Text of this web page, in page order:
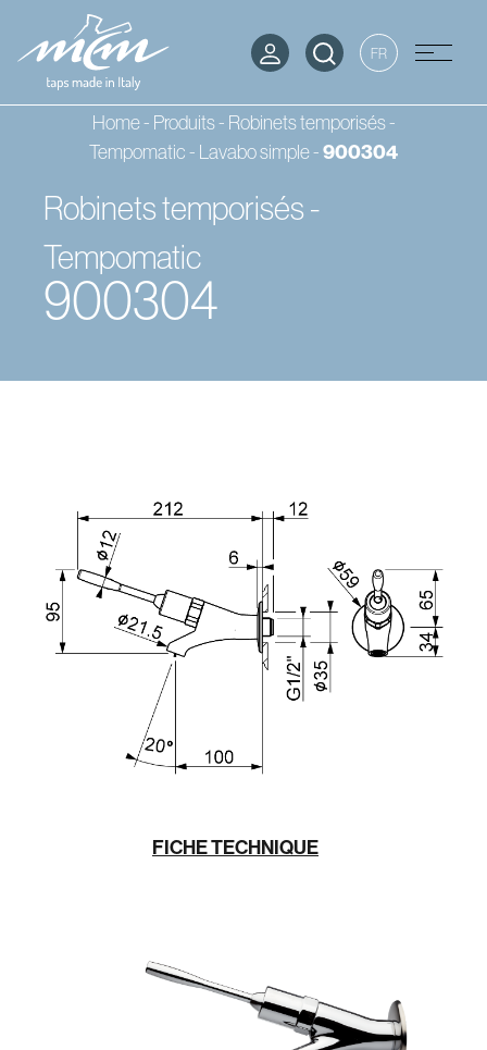
FR
Robinets temporisés -
Tempomatic
900304
Home- Produits- Robinets temporisés -
Tempomatic- Lavabo simple-900304
FICHE TECHNIQUE